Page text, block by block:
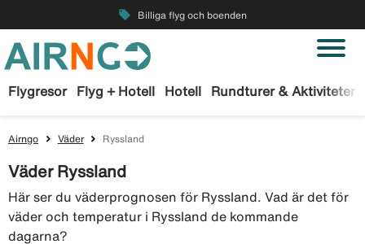
local_offer Billiga flyg och boenden
Flygresor Flyg + Hotell Hotell Rundturer & Aktiviteter
Airngo Väder Ryssland
Väder Ryssland
Här ser du väderprognosen för Ryssland. Vad är det för
väder och temperatur i Ryssland de kommande
dagarna?